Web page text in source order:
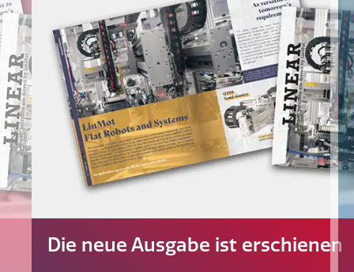
Die neue Ausgabe ist erschienen